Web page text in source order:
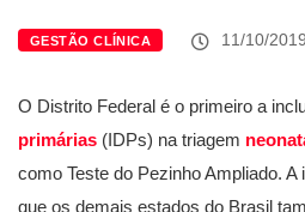
GESTÃO CLÍNICA 11/10/2019
O Distrito Federal é o primeiro a
primárias (IDPs) na triagem
como Teste do Pezinho Ampliado.
que os demais estados do Brasil